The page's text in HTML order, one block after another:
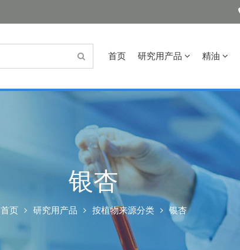
首页 研究用产品 精油
银杏
首页 研究用产品 按植物来源分类 银杏